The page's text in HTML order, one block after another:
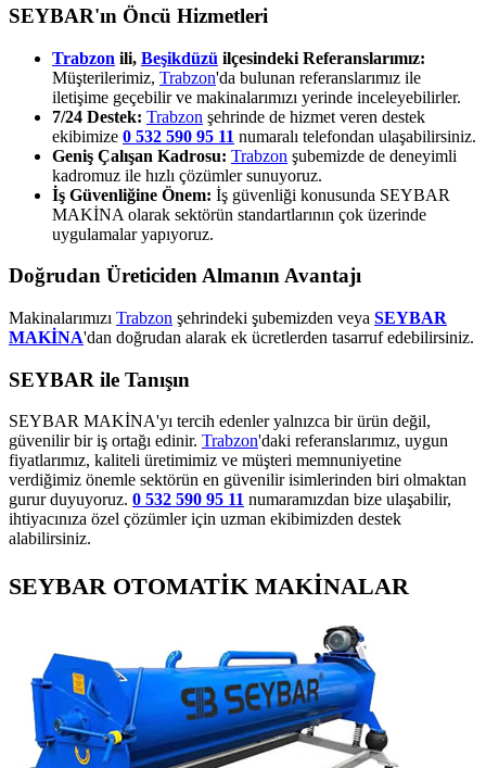
SEYBAR'ın Öncü Hizmetleri
Trabzon ili, Beşikdüzü ilçesindeki Referanslarımız:
Müşterilerimiz, Trabzon'da bulunan referanslarımız ile
iletişime geçebilir ve makinalarımızı yerinde inceleyebilirler.
7/24 Destek: Trabzon şehrinde de hizmet veren destek
ekibimize 0 532 590 95 11 numaralı telefondan ulaşabilirsiniz.
Geniş Çalışan Kadrosu: Trabzon şubemizde de deneyimli
kadromuz ile hızlı çözümler sunuyoruz.
İş Güvenliğine Önem: İş güvenliği konusunda SEYBAR
MAKİNA olarak sektörün standartlarının çok üzerinde
uygulamalar yapıyoruz.
Doğrudan Üreticiden Almanın Avantajı
Makinalarımızı Trabzon şehrindeki şubemizden veya SEYBAR
MAKİNA'dan doğrudan alarak ek ücretlerden tasarruf edebilirsiniz.
SEYBAR ile Tanışın
SEYBAR MAKİNA'yı tercih edenler yalnızca bir ürün değil,
güvenilir bir iş ortağı edinir. Trabzon'daki referanslarımız, uygun
fiyatlarımız, kaliteli üretimimiz ve müşteri memnuniyetine
verdiğimiz önemle sektörün en güvenilir isimlerinden biri olmaktan
gurur duyuyoruz. 0 532 590 95 11 numaramızdan bize ulaşabilir,
ihtiyacınıza özel çözümler için uzman ekibimizden destek
alabilirsiniz.
SEYBAR OTOMATİK MAKİNALAR